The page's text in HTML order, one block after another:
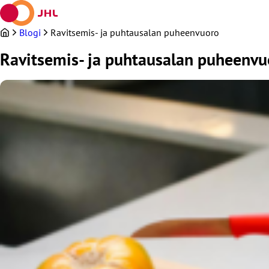
Siirry
sisältöön
Blogi
Ravitsemis- ja puhtausalan puheenvuoro
Ravitsemis- ja puhtausalan